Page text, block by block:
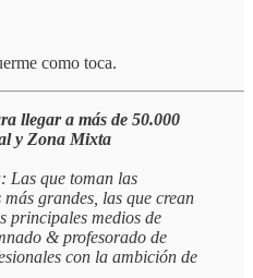
como toca.
llegar a más de 50.000
y Zona Mixta
Las que toman las
más grandes, las que crean
principales medios de
& profesorado de
con la ambición de